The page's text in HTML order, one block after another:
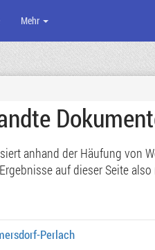
Mehr
anhand der Häufung von
auf dieser Seite
Perlach